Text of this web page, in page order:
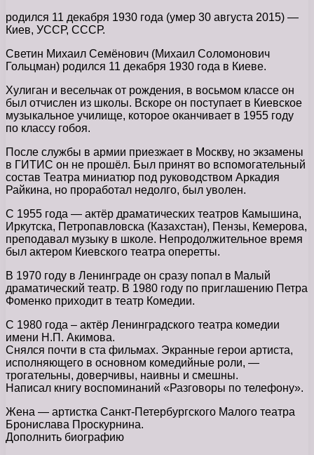
родился 11 декабря 1930 года (умер 30 августа 2015) —
Киев, УССР, СССР.
Светин Михаил Семёнович (Михаил Соломонович
Гольцман) родился 11 декабря 1930 года в Киеве.
Хулиган и весельчак от рождения, в восьмом классе он
был отчислен из школы. Вскоре он поступает в Киевское
музыкальное училище, которое оканчивает в 1955 году
по классу гобоя.
После службы в армии приезжает в Москву, но экзамены
в ГИТИС он не прошёл. Был принят во вспомогательный
состав Театра миниатюр под руководством Аркадия
Райкина, но проработал недолго, был уволен.
С 1955 года — актёр драматических театров Камышина,
Иркутска, Петропавловска (Казахстан), Пензы, Кемерова,
преподавал музыку в школе. Непродолжительное время
был актером Киевского театра оперетты.
В 1970 году в Ленинграде он сразу попал в Малый
драматический театр. В 1980 году по приглашению Петра
Фоменко приходит в театр Комедии.
С 1980 года – актёр Ленинградского театра комедии
имени Н.П. Акимова.
Снялся почти в ста фильмах. Экранные герои артиста,
исполняющего в основном комедийные роли, —
трогательны, доверчивы, наивны и смешны.
Написал книгу воспоминаний «Разговоры по телефону».
Жена — артистка Санкт-Петербургского Малого театра
Бронислава Проскурнина.
Дополнить биографию